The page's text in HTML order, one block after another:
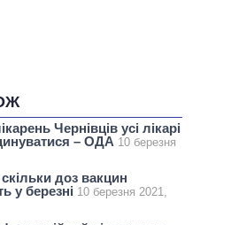
Чернівців усі лікарі
– ОДА 10 березня
доз вакцин
у березні 10 березня 2021,